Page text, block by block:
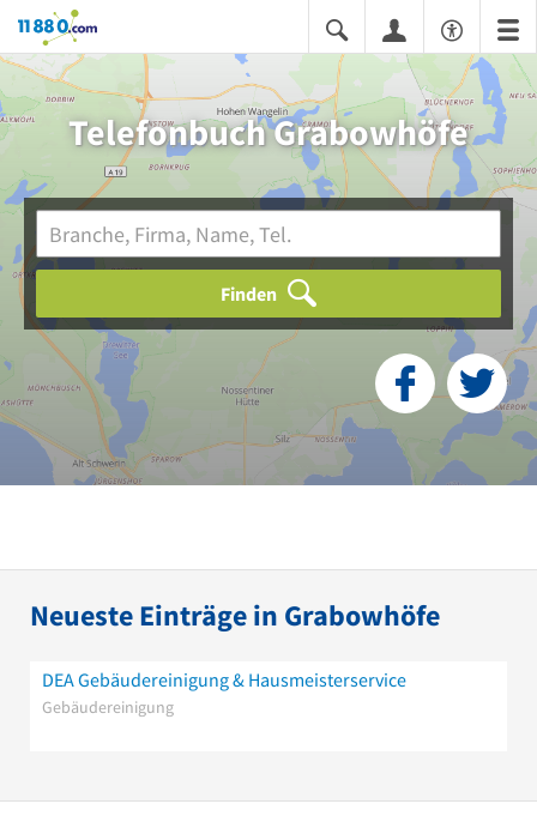
11880.com
Telefonbuch Grabowhöfe
Finden
Neueste Einträge in Grabowhöfe
DEA Gebäudereinigung & Hausmeisterservice
Gebäudereinigung